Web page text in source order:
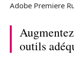
Adobe Premiere
outils